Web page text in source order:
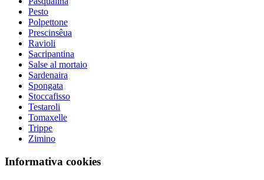
Pesto
Polpettone
Prescinsêua
Ravioli
Sacripantina
Salse al mortaio
Sardenaira
Spongata
Stoccafisso
Testaroli
Tomaxelle
Trippe
Zimino
Informativa cookies